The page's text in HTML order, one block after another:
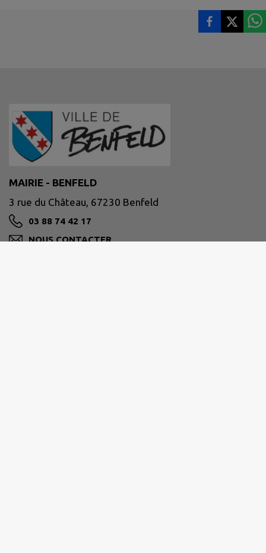
MAIRIE - BENFELD
3 rue du Château, 67230 Benfeld
03 88 74 42 17
NOUS CONTACTER